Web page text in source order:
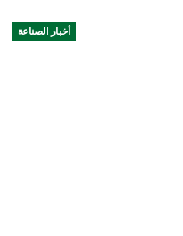
أخبار الصناعة